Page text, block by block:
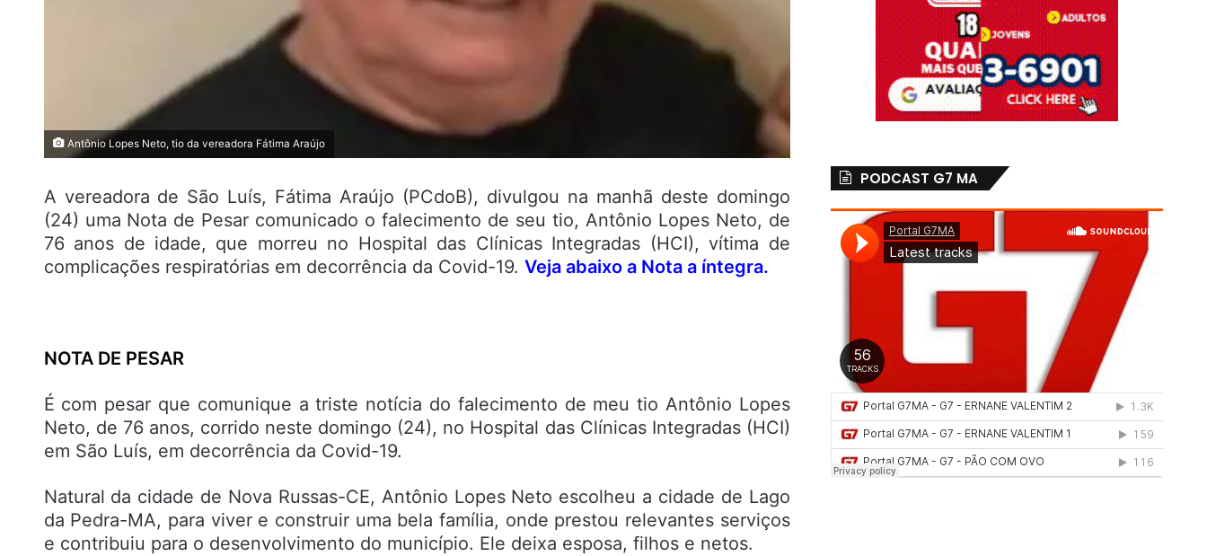
Antônio Lopes Neto, tio da vereadora Fátima Araújo
A vereadora de São Luís, Fátima Araújo (PCdoB), divulgou na manhã deste domingo
(24) uma Nota de Pesar comunicado o falecimento de seu tio, Antônio Lopes Neto, de
76 anos de idade, que morreu no Hospital das Clínicas Integradas (HCI), vítima de
complicações respiratórias em decorrência da Covid-19. Veja abaixo a Nota a íntegra.
NOTA DE PESAR
É com pesar que comunique a triste notícia do falecimento de meu tio Antônio Lopes
Neto, de 76 anos, corrido neste domingo (24), no Hospital das Clínicas Integradas (HCI)
em São Luís, em decorrência da Covid-19.
Natural da cidade de Nova Russas-CE, Antônio Lopes Neto escolheu a cidade de Lago
da Pedra-MA, para viver e construir uma bela família, onde prestou relevantes serviços
e contribuiu para o desenvolvimento do município. Ele deixa esposa, filhos e netos.
PODCAST G7 MA